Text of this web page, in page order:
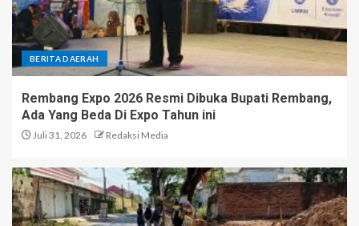
BERITA DAERAH
Rembang Expo 2026 Resmi Dibuka Bupati Rembang,
Ada Yang Beda Di Expo Tahun ini
Juli 31, 2026 Redaksi Media